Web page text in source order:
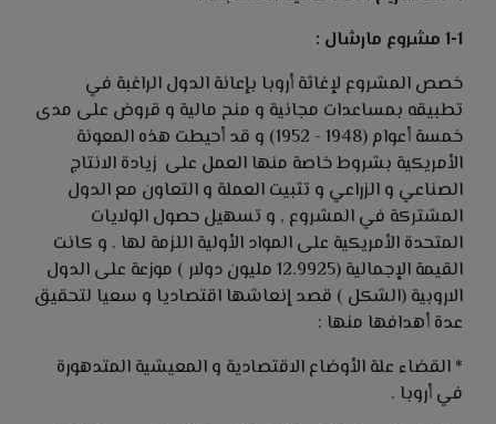
1-1 مشروع مارشال :
خصص المشروع لإغاثة أروبا بإعانة الدول الراغبة في
تطبيقه بمساعدات مجانية و منح مالية و قروض على مدى
خمسة أعوام (1948 - 1952) و قد أحيطت هذه المعونة
الأمريكية بشروط خاصة منها العمل على زيادة الانتاج
الصناعي و الزراعي و تثبيت العملة و التعاون مع الدول
المشتركة في المشروع , و تسهيل حصول الولايات
المتحدة الأمريكية على المواد الأولية اللزمة لها . و كانت
القيمة الإجمالية (12.9925 مليون دولار ) موزعة على الدول
الاروبية (الشكل ) قصد إنعاشها اقتصاديا و سعيا لتحقيق
عدة أهدافها منها :
* القضاء علة الأوضاع الاقتصادية و المعيشية المتدهورة
في أروبا .